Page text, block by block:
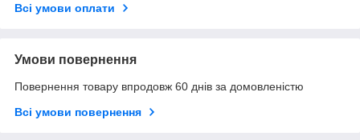
Всі умови оплати
Умови повернення
Повернення товару впродовж 60 днів за домовленістю
Всі умови повернення